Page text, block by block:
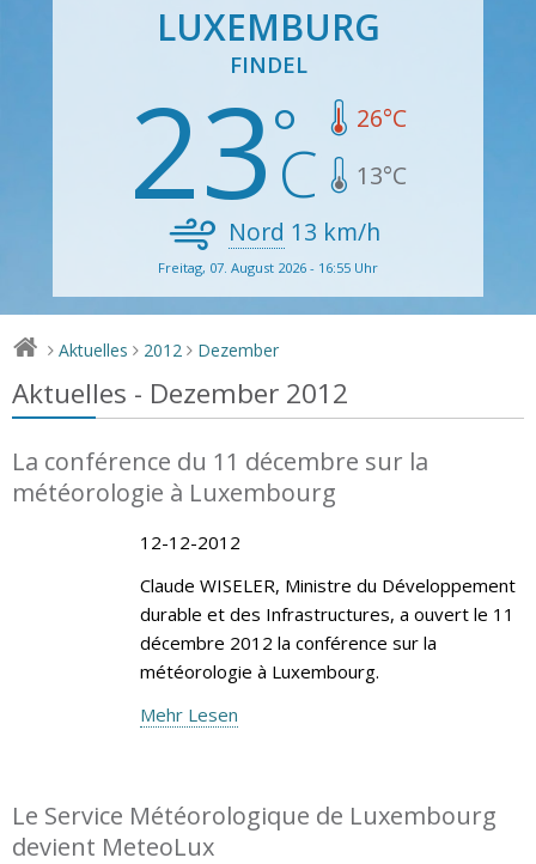
LUXEMBURG
FINDEL
23 26°C
13°C
Nord 13 km/h
Freitag, 07. August 2026 - 16:55 Uhr
> Aktuelles > 2012 > Dezember
Aktuelles - Dezember 2012
La conférence du 11 décembre sur la
météorologie à Luxembourg
12-12-2012
Claude WISELER, Ministre du Développement
durable et des Infrastructures, a ouvert le 11
décembre 2012 la conférence sur la
météorologie à Luxembourg.
Mehr Lesen
Le Service Météorologique de Luxembourg
devient MeteoLux